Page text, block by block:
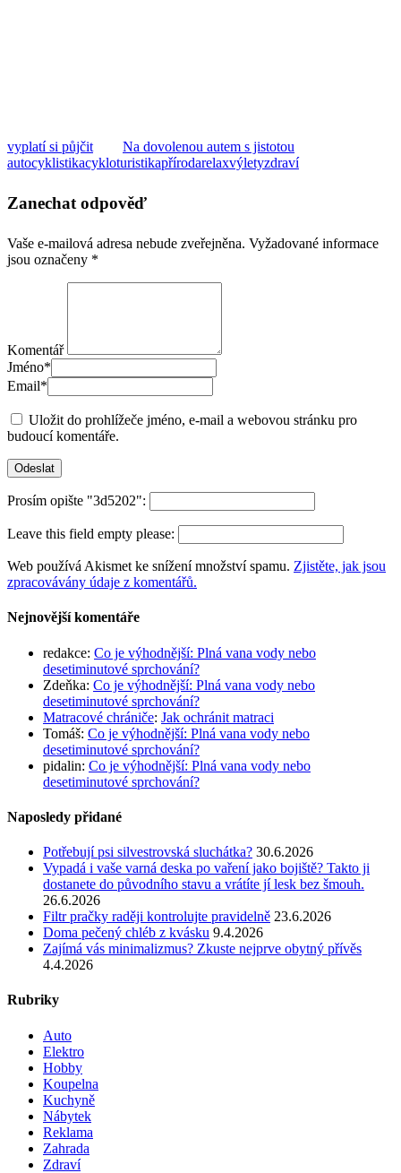
vyplatí si půjčit
Na dovolenou autem s jistotou
autocyklistikacykloturistikapřírodarelaxvýletyzdraví
Zanechat odpověď
Vaše e-mailová adresa nebude zveřejněna. Vyžadované informace
jsou označeny *
Komentář
Jméno*
Email*
Uložit do prohlížeče jméno, e-mail a webovou stránku pro
budoucí komentáře.
Prosím opište "3d5202":
Leave this field empty please:
Web používá Akismet ke snížení množství spamu. Zjistěte, jak jsou
zpracovávány údaje z komentářů.
Nejnovější komentáře
redakce: Co je výhodnější: Plná vana vody nebo
desetiminutové sprchování?
Zdeňka: Co je výhodnější: Plná vana vody nebo
desetiminutové sprchování?
Matracové chrániče: Jak ochránit matraci
Tomáš: Co je výhodnější: Plná vana vody nebo
desetiminutové sprchování?
pidalin: Co je výhodnější: Plná vana vody nebo
desetiminutové sprchování?
Naposledy přidané
Potřebují psi silvestrovská sluchátka? 30.6.2026
Vypadá i vaše varná deska po vaření jako bojiště? Takto ji
dostanete do původního stavu a vrátíte jí lesk bez šmouh.
26.6.2026
Filtr pračky raději kontrolujte pravidelně 23.6.2026
Doma pečený chléb z kvásku 9.4.2026
Zajímá vás minimalizmus? Zkuste nejprve obytný přívěs
4.4.2026
Rubriky
Auto
Elektro
Hobby
Koupelna
Kuchyně
Nábytek
Reklama
Zahrada
Zdraví